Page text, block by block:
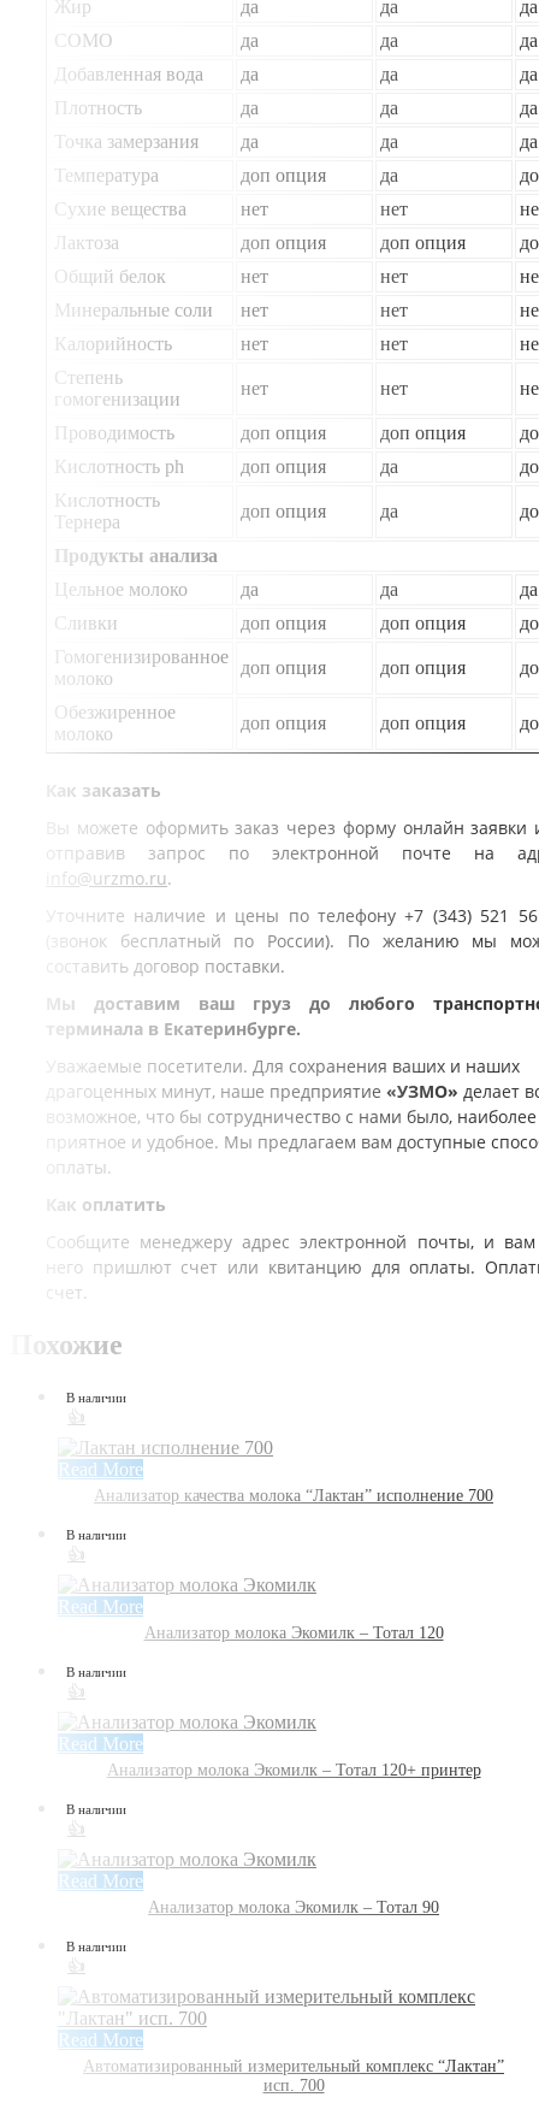
Жир да да
да
СОМО
да да
да
Добавленная вода
да да
да
Плотность
да да
да
Точка замерзания
да да
да
Температура
доп опция да
Сухие вещества
нет нет
Лактоза
доп опция доп опция
Общий белок
нет нет
Минеральные соли
нет нет
Калорийность
нет нет
Степень
гомогенизации
нет нет
Проводимость доп опция доп опция
Кислотность ph
доп опция да
Кислотность
Тернера
доп опция да
Продукты анализа
Цельное молоко
да да
да
Сливки
доп опция доп опция
Гомогенизированное
молоко
доп опция доп опция
Обезжиренное
молоко
доп опция доп опция
Как заказать
Вы можете оформить заказ через форму онлайн заявки
отправив запрос по электронной почте на
info@urzmo.ru.
Уточните наличие и цены по телефону +7 (343) 521
(звонок бесплатный по России). По желанию мы
составить договор поставки.
Мы доставим ваш груз до любого
терминала в Екатеринбурге.
Уважаемые посетители. Для сохранения ваших и наших
драгоценных минут, наше предприятие «УЗМО» делает
возможное, что бы сотрудничество с нами было, наиболее
приятное и удобное. Мы предлагаем вам доступные
оплаты.
Как оплатить
Сообщите менеджеру адрес электронной почты, и
него пришлют счет или квитанцию для оплаты.
счет.
Похожие
В наличии
👍
Read More
Анализатор качества молока “Лактан” исполнение 700
В наличии
👍
Read More
Анализатор молока Экомилк – Тотал 120
В наличии
👍
Read More
Анализатор молока Экомилк – Тотал 120+ принтер
В наличии
👍
Read More
Анализатор молока Экомилк – Тотал 90
В наличии
👍
Read More
Автоматизированный измерительный комплекс “Лактан”
исп. 700